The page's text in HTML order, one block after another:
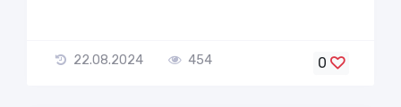
22.08.2024 454 0